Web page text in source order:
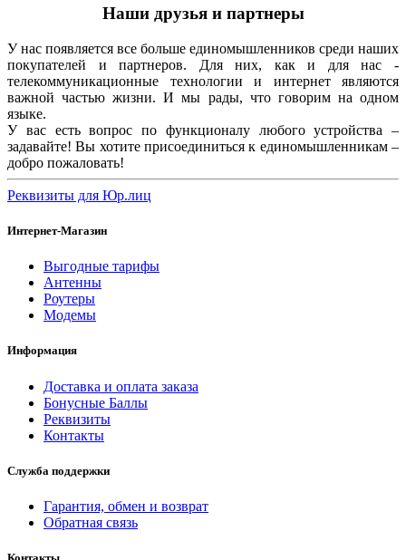
Наши друзья и партнеры
У нас появляется все больше единомышленников среди наших
покупателей и партнеров. Для них, как и для нас -
телекоммуникационные технологии и интернет являются
важной частью жизни. И мы рады, что говорим на одном
языке.
У вас есть вопрос по функционалу любого устройства –
задавайте! Вы хотите присоединиться к единомышленникам –
добро пожаловать!
Реквизиты для Юр.лиц
Интернет-Магазин
Выгодные тарифы
Антенны
Роутеры
Модемы
Информация
Доставка и оплата заказа
Бонусные Баллы
Реквизиты
Контакты
Служба поддержки
Гарантия, обмен и возврат
Обратная связь